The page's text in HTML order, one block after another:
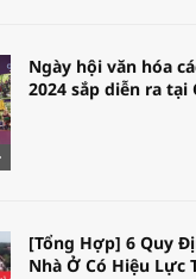
Ngày hội văn hóa
2024 sắp diễn ra tại
[Tổng Hợp] 6 Quy
Nhà Ở Có Hiệu Lực